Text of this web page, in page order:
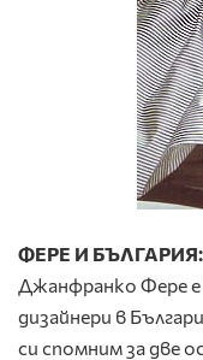
ФЕРЕ И
Джанфранко Фере
дизайнери в
си спомним за две